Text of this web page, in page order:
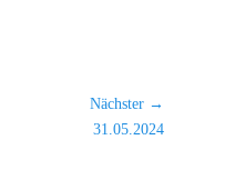
Nächster →
31.05.2024